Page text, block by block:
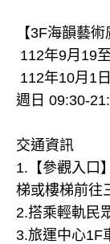
【3F海韻藝術
112年9月19
112年10月1
週日 09:30-
交通資訊
1.【參觀入口
梯或樓梯前往
2.搭乘輕軌民
3.旅運中心1F